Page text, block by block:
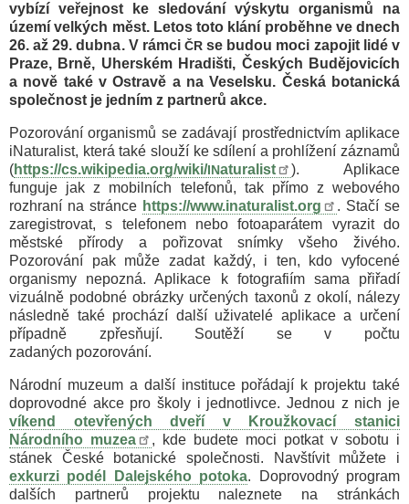
vybízí veřejnost ke sledování výskytu organismů na
území velkých měst. Letos toto klání proběhne ve dnech
26. až 29. dubna. V rámci ČR se budou moci zapojit lidé v
Praze, Brně, Uherském Hradišti, Českých Budějovicích
a nově také v Ostravě a na Veselsku. Česká botanická
společnost je jedním z partnerů akce.
Pozorování organismů se zadávají prostřednictvím aplikace
iNaturalist, která také slouží ke sdílení a prohlížení záznamů
(https://cs.wikipedia.org/wiki/INaturalist
). Aplikace
funguje jak z mobilních telefonů, tak přímo z webového
rozhraní na stránce https://www.inaturalist.org
. Stačí se
zaregistrovat, s telefonem nebo fotoaparátem vyrazit do
městské přírody a pořizovat snímky všeho živého.
Pozorování pak může zadat každý, i ten, kdo vyfocené
organismy nepozná. Aplikace k fotografiím sama přiřadí
vizuálně podobné obrázky určených taxonů z okolí, nálezy
následně také prochází další uživatelé aplikace a určení
případně zpřesňují. Soutěží se v počtu
zadaných pozorování.
Národní muzeum a další instituce pořádají k projektu také
doprovodné akce pro školy i jednotlivce. Jednou z nich je
víkend otevřených dveří v Kroužkovací stanici
Národního muzea
, kde budete moci potkat v sobotu i
stánek České botanické společnosti. Navštívit můžete i
exkurzi podél Dalejského potoka. Doprovodný program
dalších partnerů projektu naleznete na stránkách